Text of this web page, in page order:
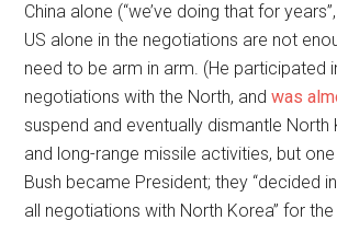
China alone (“we’ve doing that for
US alone in the negotiations are not
need to be arm in arm. (He participated
negotiations with the North, andwas
suspend and eventually dismantle North
and long-range missile activities, but
Bush became President; they “decided
all negotiations with North Korea” for